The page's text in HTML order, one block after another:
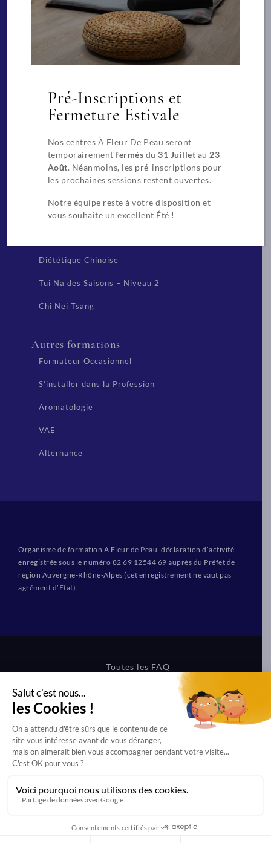
Bien-être
Technicien Spa et bien-être
Praticien spécialisé pour les massages en
entreprise
Beauté
CAP Esthétique, Cosmétique, Parfumerie
Extension de cils
Techniques chinoises
Diététique Chinoise
Tui Na des Saisons – Niveau 2
Chi Nei Tsang
Autres formations
Formateur Occasionnel
S’installer dans la Profession
Aromatologie
VAE
Alternance
Organisme de formation A Fleur de Peau, déclaration d’activité
enregistrée sous le numéro 82 69 12544 69 auprès du Préfet de
région Auvergne-Rhône-Alpes (cet enregistrement ne vaut pas
agrément d’Etat).
Toutes les FAQ
Mentions légales
Dernière mise à jour effectuée le 31/07/2026 à 15h27
Pré-Inscriptions et
Fermeture Estivale
Nos centres À Fleur De Peau seront
temporairementfermés du31 Juillet au 23
Août. Néanmoins, les pré-inscriptions pour
les prochaines sessions restent ouvertes.
Notre équipe reste à votre disposition et
vous souhaite un excellent Été !